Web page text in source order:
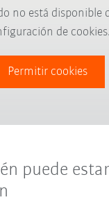
no está disponible
de cookies.
Permitir cookies
puede estar